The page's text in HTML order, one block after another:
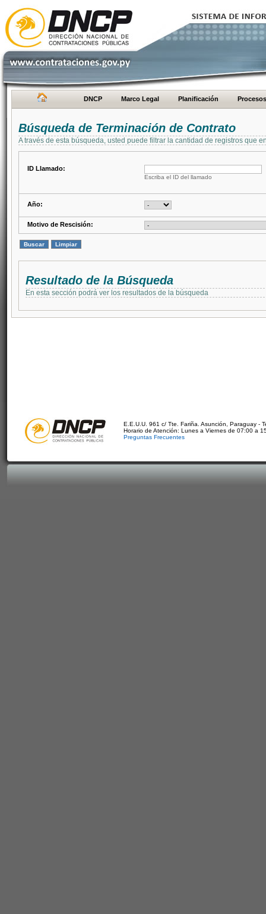
DNCP Marco Legal Planificación Procesos
Búsqueda de Terminación de Contrato
A través de esta búsqueda, usted puede filtrar la cantidad de registros que
ID Llamado:
Escriba el ID del llamado
Año:
Motivo de Rescisión:
Resultado de la Búsqueda
En esta sección podrá ver los resultados de la búsqueda
E.E.U.U. 961 c/ Tte. Fariña. Asunción, Paraguay -
Horario de Atención: Lunes a Viernes de 07:00 a
Preguntas Frecuentes